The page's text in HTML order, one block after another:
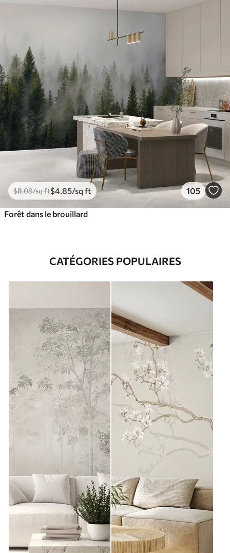
$8.08/sq ft$4 .85/sq ft 105
Forêt dans le brouillard
CATÉGORIES POPULAIRES